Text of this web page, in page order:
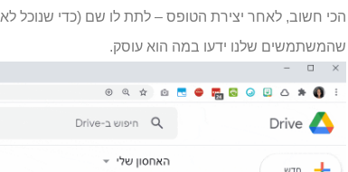
הכי חשוב, לאחר יצירת הטופס – לתת לו שם (כדי שנוכל
שהמשתמשים שלנו ידעו במה הוא עוסק.